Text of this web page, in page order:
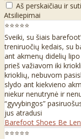
Aš perskaičiau ir
Atsiliepimai
⭐⭐⭐⭐⭐
Sveiki, su šiais
treniruočių kedais, su
ant akmenų didelių
prieš važiavom iki
krioklių, nebuvom
slydo ant kiekvieno
niekur nenutrynė ir
“gyvybingos”
jus atradusi
Barefoot Shoes Be
⭐⭐⭐⭐⭐